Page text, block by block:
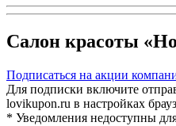
Салон красоты
Подписаться на акции
Для подписки включите
lovikupon.ru в настройках
* Уведомления недоступны